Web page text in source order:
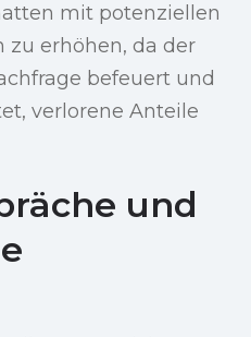
mit potenziellen
zu erhöhen, da der
befeuert und
verlorene Anteile
und